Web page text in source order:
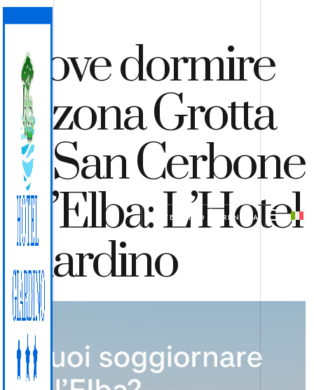
PRENOTA
PREVENTIVO
Dove dormire
in zona Grotta
di San Cerbone
all’Elba: L’Hotel
Giardino